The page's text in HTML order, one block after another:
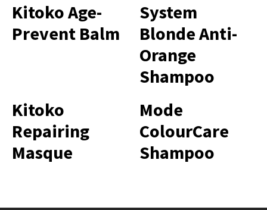
Kitoko Age-
Prevent Balm
System
Blonde Anti-
Orange
Shampoo
Kitoko
Repairing
Masque
Mode
ColourCare
Shampoo